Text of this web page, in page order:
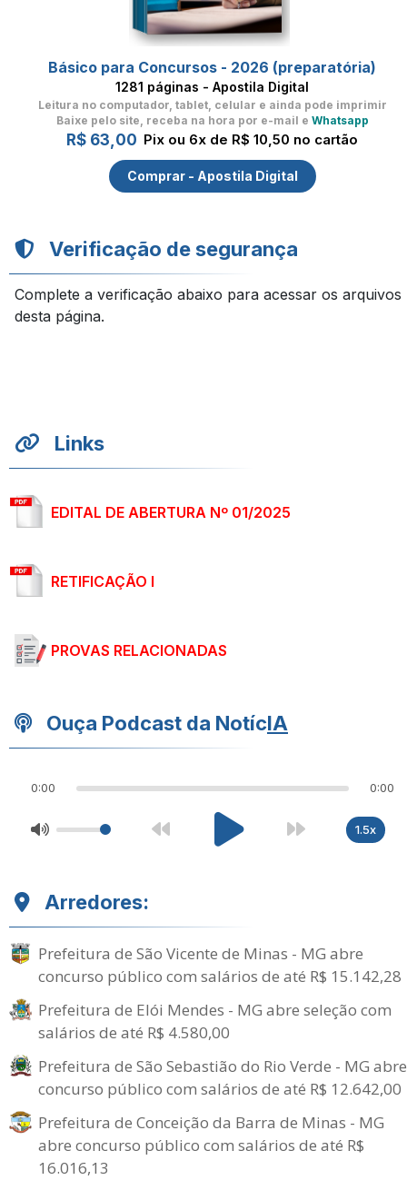
Básico para Concursos - 2026 (preparatória)
1281 páginas - Apostila Digital
Leitura no computador, tablet, celular e ainda pode imprimir
Baixe pelo site, receba na hora por e-mail e Whatsapp
R$ 63,00 Pix ou 6x de R$ 10,50 no cartão
Comprar - Apostila Digital
Verificação de segurança
Complete a verificação abaixo para acessar os arquivos
desta página.
Links
EDITAL DE ABERTURA Nº 01/2025
RETIFICAÇÃO I
PROVAS RELACIONADAS
Ouça Podcast da NotícIA
0:00 0:00
1.5x
Arredores:
Prefeitura de São Vicente de Minas - MG abre
concurso público com salários de até R$ 15.142,28
Prefeitura de Elói Mendes - MG abre seleção com
salários de até R$ 4.580,00
Prefeitura de São Sebastião do Rio Verde - MG abre
concurso público com salários de até R$ 12.642,00
Prefeitura de Conceição da Barra de Minas - MG
abre concurso público com salários de até R$
16.016,13